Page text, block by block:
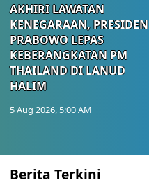
AKHIRI LAWATAN
KENEGARAAN, PRESIDEN
PRABOWO LEPAS
KEBERANGKATAN PM
THAILAND DI LANUD
HALIM
5 Aug 2026, 5:00 AM
Berita Terkini